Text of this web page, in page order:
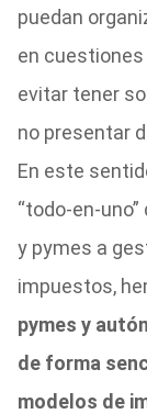
puedan
en
evitar tener
no presentar
En este
“todo-en-
y pymes a
impuestos,
pymes y
de forma
modelos de